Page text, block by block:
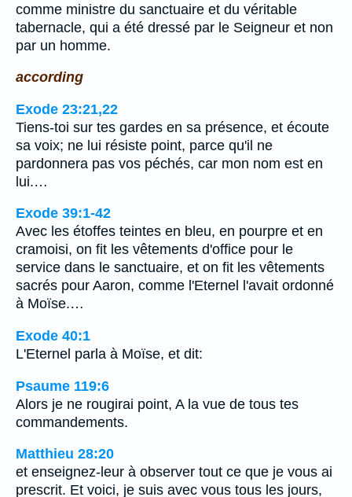
comme ministre du sanctuaire et du véritable
tabernacle, qui a été dressé par le Seigneur et non
par un homme.
according
Exode 23:21,22
Tiens-toi sur tes gardes en sa présence, et écoute
sa voix; ne lui résiste point, parce qu'il ne
pardonnera pas vos péchés, car mon nom est en
lui.…
Exode 39:1-42
Avec les étoffes teintes en bleu, en pourpre et en
cramoisi, on fit les vêtements d'office pour le
service dans le sanctuaire, et on fit les vêtements
sacrés pour Aaron, comme l'Eternel l'avait ordonné
à Moïse.…
Exode 40:1
L'Eternel parla à Moïse, et dit:
Psaume 119:6
Alors je ne rougirai point, A la vue de tous tes
commandements.
Matthieu 28:20
et enseignez-leur à observer tout ce que je vous ai
prescrit. Et voici, je suis avec vous tous les jours,